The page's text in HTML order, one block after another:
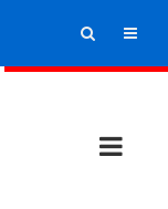
ricerca menu